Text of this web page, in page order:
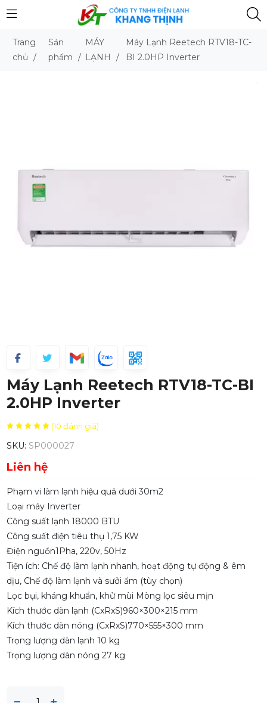
Trang
chủ /
Sản
phẩm /
MÁY
LẠNH
/
Máy Lạnh Reetech RTV18-TC-
BI 2.0HP Inverter
Máy Lạnh Reetech RTV18-TC-BI
2.0HP Inverter
(10 đánh giá)
SKU: SP000027
Liên hệ
Phạm vi làm lạnh hiệu quả dưới 30m2
Loại máy Inverter
Công suất lạnh 18000 BTU
Công suất điện tiêu thụ 1,75 KW
Điện nguồn1Pha, 220v, 50Hz
Tiện ích: Chế độ làm lạnh nhanh, hoạt động tự động & êm
dịu, Chế độ làm lạnh và sưởi ẩm (tùy chọn)
Lọc bụi, kháng khuẩn, khử mùi Mòng lọc siêu mịn
Kích thước dàn lạnh (CxRxS)960×300×215 mm
Kích thước dàn nóng (CxRxS)770×555×300 mm
Trọng lượng dàn lạnh 10 kg
Trọng lượng dàn nóng 27 kg